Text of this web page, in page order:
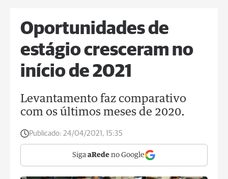
Oportunidades de
estágio cresceram no
início de 2021
Levantamento faz comparativo
com os últimos meses de 2020.
Publicado: 24/04/2021, 15:35
Siga aRede no Google